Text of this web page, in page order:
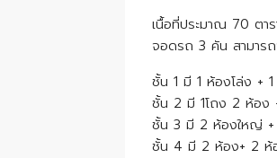
เนื้อที่ประมาณ 70 ตา
จอดรถ 3 คัน สามาร
ชั้น 1 มี 1 ห้องโล่ง +
ชั้น 2 มี 1โถง 2 ห้อง
ชั้น 3 มี 2 ห้องใหญ่ +
ชั้น 4 มี 2 ห้อง+ 2 ห้